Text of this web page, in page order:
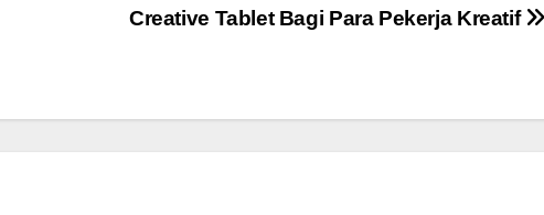
Creative Tablet Bagi Para Pekerja Kreatif